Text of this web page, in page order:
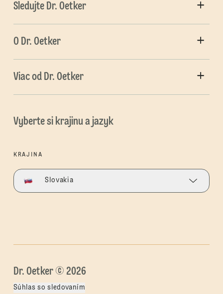
Sledujte Dr. Oetker
O Dr. Oetker
Viac od Dr. Oetker
Vyberte si krajinu a jazyk
KRAJINA
Slovakia
Dr. Oetker © 2026
Súhlas so sledovaním